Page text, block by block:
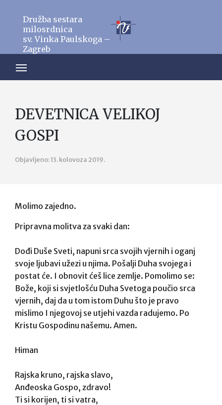
Družba sestara
milosrdnica
sv. Vinka Paulskoga –
Zagreb
DEVETNICA VELIKOJ
GOSPI
Objavljeno: 13. kolovoza 2019.
Molimo zajedno.
Pripravna molitva za svaki dan:
Dođi Duše Sveti, napuni srca svojih vjernih i oganj
svoje ljubavi užezi u njima. Pošalji Duha svojega i
postat će. I obnovit ćeš lice zemlje. Pomolimo se:
Bože, koji si svjetlošću Duha Svetoga poučio srca
vjernih, daj da u tom istom Duhu što je pravo
mislimo I njegovoj se utjehi vazda radujemo. Po
Kristu Gospodinu našemu. Amen.
Himan
Rajska kruno, rajska slavo,
Anđeoska Gospo, zdravo!
Ti si korijen, ti si vatra,